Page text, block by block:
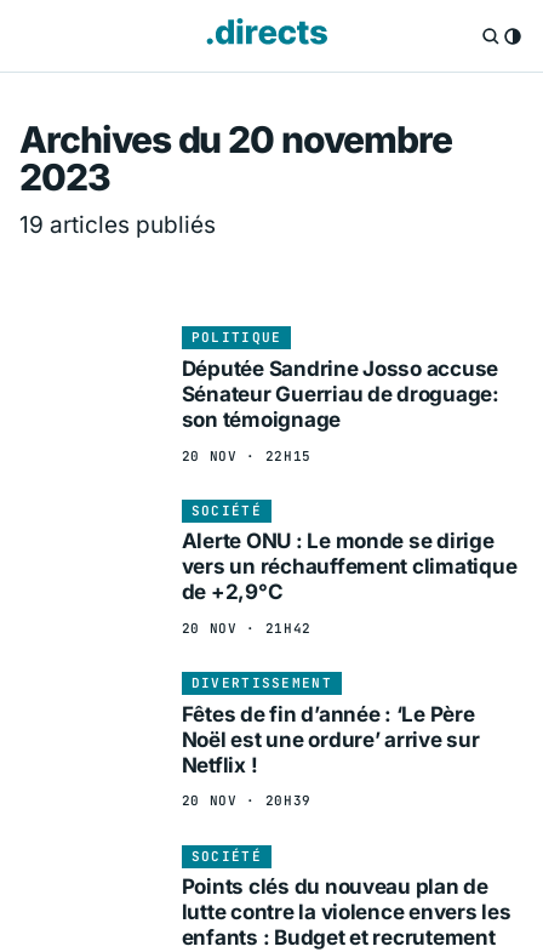
Directs.fr —
Archives du 20 novembre
2023
19 articles publiés
POLITIQUE
Députée Sandrine Josso accuse
Sénateur Guerriau de droguage:
son témoignage
20 NOV · 22H15
SOCIÉTÉ
Alerte ONU : Le monde se dirige
vers un réchauffement climatique
de +2,9°C
20 NOV · 21H42
DIVERTISSEMENT
Fêtes de fin d’année : ‘Le Père
Noël est une ordure’ arrive sur
Netflix !
20 NOV · 20H39
SOCIÉTÉ
Points clés du nouveau plan de
lutte contre la violence envers les
enfants : Budget et recrutement